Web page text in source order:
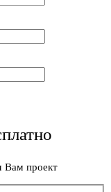
Вам проект